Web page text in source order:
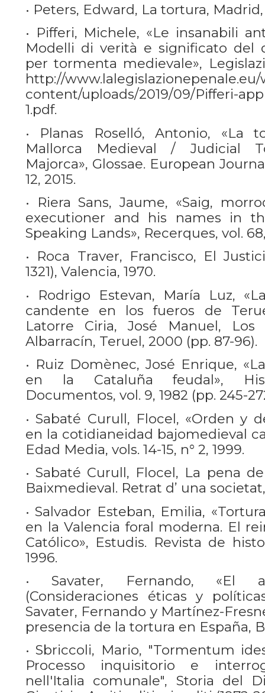
• Peters, Edward, La tortura, Madrid,
• Pifferi, Michele, «Le insanabili
Modelli di verità e significato del
per tormenta medievale»,
http://www.lalegislazionepenale.eu/
content/uploads/2019/09/
1.pdf.
• Planas Roselló, Antonio, «La
Mallorca Medieval / Judicial
Majorca», Glossae. European
12, 2015.
• Riera Sans, Jaume, «Saig,
executioner and his names in
Speaking Lands», Recerques, vol. 68,
• Roca Traver, Francisco, El
1321), Valencia, 1970.
• Rodrigo Estevan, María Luz,
candente en los fueros de
Latorre Ciria, José Manuel,
Albarracín, Teruel, 2000 (pp. 87-96).
• Ruiz Domènec, José Enrique,
en la Cataluña feudal»,
Documentos, vol. 9, 1982 (pp. 245-
• Sabaté Curull, Flocel, «Orden y
en la cotidianeidad bajomedieval
Edad Media, vols. 14-15, n° 2, 1999.
• Sabaté Curull, Flocel, La pena
Baixmedieval. Retrat d’ una
• Salvador Esteban, Emilia,
en la Valencia foral moderna. El
Católico», Estudis. Revista de
1996.
• Savater, Fernando, «El
(Consideraciones éticas y
Savater, Fernando y Martínez-
presencia de la tortura en España,
• Sbriccoli, Mario, "Tormentum
Processo inquisitorio e
nell'Italia comunale", Storia del